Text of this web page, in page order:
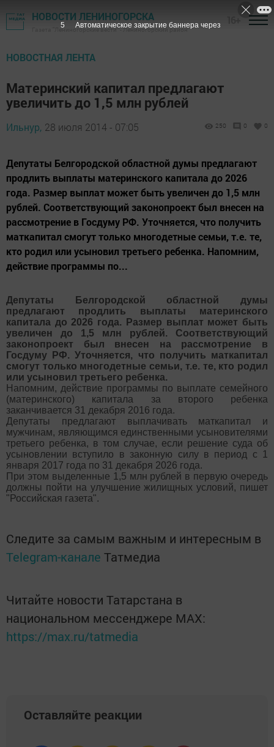
НОВОСТИ ЛЕНИНОГОРСКА
Газета "Лениногорские вести" - Лениногорский район
НОВОСТНАЯ ЛЕНТА
Материнский капитал предлагают
увеличить до 1,5 млн рублей
Ильнур, 28 июля 2014 - 07:05 250 0 0
Депутаты Белгородской областной думы предлагают
продлить выплаты материнского капитала до 2026
года. Размер выплат может быть увеличен до 1,5 млн
рублей. Соответствующий законопроект был внесен на
рассмотрение в Госдуму РФ. Уточняется, что получить
маткапитал смогут только многодетные семьи, т.е. те,
кто родил или усыновил третьего ребенка. Напомним,
действие программы по...
Депутаты Белгородской областной думы
предлагают продлить выплаты материнского
капитала до 2026 года. Размер выплат может быть
увеличен до 1,5 млн рублей. Соответствующий
законопроект был внесен на рассмотрение в
Госдуму РФ. Уточняется, что получить маткапитал
смогут только многодетные семьи, т.е. те, кто родил
или усыновил третьего ребенка.
Напомним, действие программы по выплате семейного
(материнского) капитала за второго ребенка
заканчивается 31 декабря 2016 года.
Депутаты предлагают выплачивать маткапитал и
мужчинам, являющимся единственными усыновителями
третьего ребенка, в том случае, если решение суда об
усыновлении вступило в законную силу в период с 1
января 2017 года по 31 декабря 2026 года.
При этом выделенные 1,5 млн рублей в первую очередь
должны пойти на улучшение жилищных условий, пишет
"Российская газета".
Следите за самым важным и интересным в
Telegram-канале Татмедиа
Читайте новости Татарстана в
национальном мессенджере MАХ:
https://max.ru/tatmedia
Оставляйте реакции
4 Автоматическое закрытие баннера через